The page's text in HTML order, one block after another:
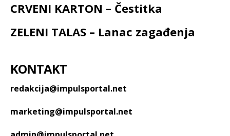
CRVENI KARTON – Čestitka
ZELENI TALAS – Lanac zagađenja
KONTAKT
redakcija@impulsportal.net
marketing@impulsportal.net